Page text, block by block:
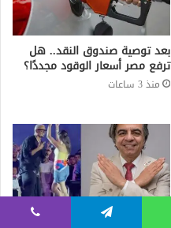
بعد توصية صندوق النقد.. هل
ترفع مصر أسعار الوقود مجددًا؟
منذ 3 ساعات